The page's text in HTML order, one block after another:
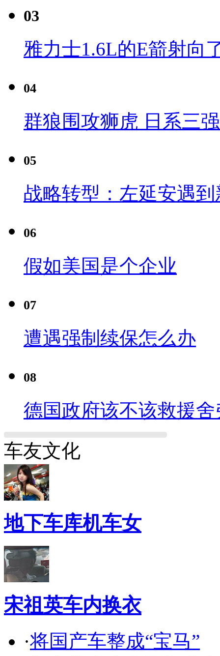
03
雅力士1.6L的E箭射向
04
群狼围攻狮虎 日系三
05
战略转型：左延安遇
06
假如美国是个企业
07
遭遇强制续保怎么办
08
德国政府该不该救援舍
车友文化
地下车库机车女
宋祖英车内换衣
·将国产车整成“宝马”